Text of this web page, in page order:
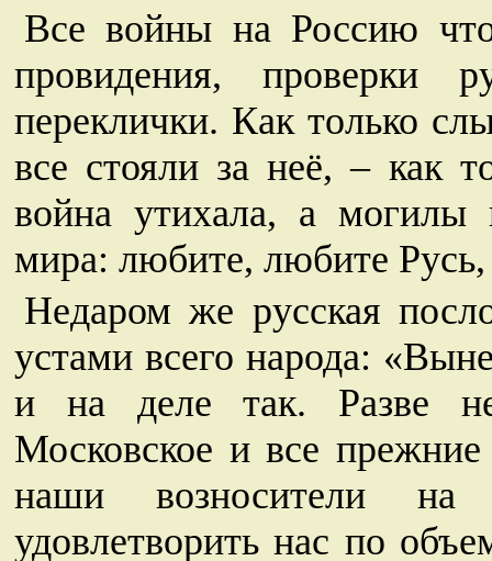
Все войны на Россию
провидения, проверки
переклички. Как только
все стояли за неё, – как
война утихала, а
мира: любите, любите
Недаром же русская
устами всего народа:
и на деле так. Разве
Московское и все
наши возносители
удовлетворить нас по